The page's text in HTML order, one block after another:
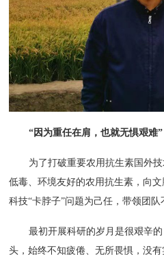
“因为重任在肩，也就无惧艰难”
为了打破重要农用抗生素国外
低毒、环境友好的农用抗生素，向
科技“卡脖子”问题为己任，带领团队
最初开展科研的岁月是很艰辛
头，始终不知疲倦、无所畏惧，没